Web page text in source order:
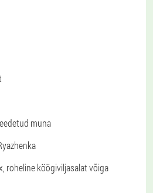
muna
roheline köögiviljasalat võiga